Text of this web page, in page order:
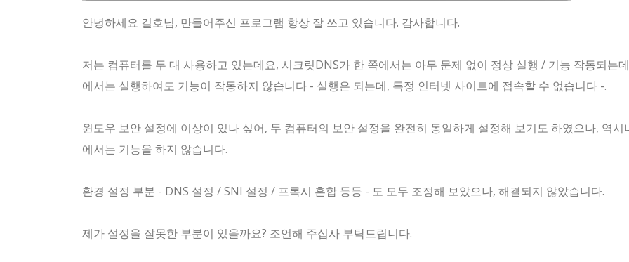
안녕하세요 길호님, 만들어주신 프로그램 항상 잘 쓰고 있습니다. 감사합니다.
저는 컴퓨터를 두 대 사용하고 있는데요, 시크릿DNS가 한 쪽에서는 아무 문제 없이 정상 실행 / 기능 작동되는
에서는 실행하여도 기능이 작동하지 않습니다 - 실행은 되는데, 특정 인터넷 사이트에 접속할 수 없습니다 -.
윈도우 보안 설정에 이상이 있나 싶어, 두 컴퓨터의 보안 설정을 완전히 동일하게 설정해 보기도 하였으나, 역시
에서는 기능을 하지 않습니다.
환경 설정 부분 - DNS 설정 / SNI 설정 / 프록시 혼합 등등 - 도 모두 조정해 보았으나, 해결되지 않았습니다.
제가 설정을 잘못한 부분이 있을까요? 조언해 주십사 부탁드립니다.